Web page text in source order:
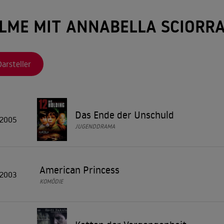
MIT ANNABELLA
2005 Das Ende der Unschuld
JUGENDDRAMA
2003 American Princess
KOMÖDIE